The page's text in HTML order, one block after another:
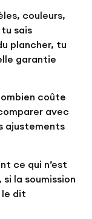
couleurs,
tu sais
plancher, tu
garantie
coûte
avec
ajustements
ce qui n’est
si la soumission
le dit